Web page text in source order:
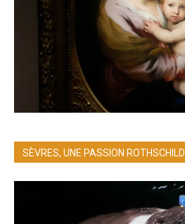
SÈVRES, UNE PASSION ROTHSCHILD